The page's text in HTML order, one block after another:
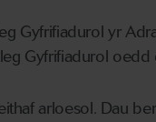
Gyfrifiadurolyr
Gyfrifiadurol oedd
arloesol. Dau